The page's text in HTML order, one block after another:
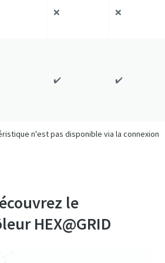
❌ ❌
✔️ ✔️
n'est pas disponible via la connexion
le
HEX@GRID